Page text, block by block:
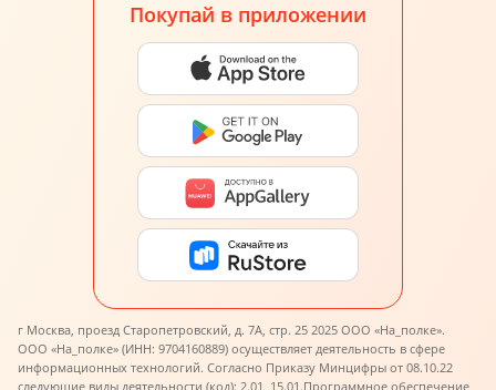
Покупай в приложении
г Москва, проезд Старопетровский, д. 7А, стр. 25 2025 ООО «На_полке».
ООО «На_полке» (ИНН: 9704160889) осуществляет деятельность в сфере
информационных технологий. Согласно Приказу Минцифры от 08.10.22
следующие виды деятельности (код): 2.01, 15.01.Программное обеспечение